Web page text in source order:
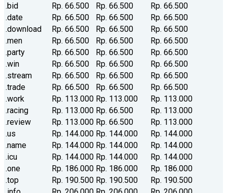
.bid
Rp. 66.500 Rp. 66.500
Rp. 66.500
.date
Rp. 66.500 Rp. 66.500
Rp. 66.500
.download
Rp. 66.500 Rp. 66.500
Rp. 66.500
.men
Rp. 66.500 Rp. 66.500
Rp. 66.500
.party
Rp. 66.500 Rp. 66.500
Rp. 66.500
.win
Rp. 66.500 Rp. 66.500
Rp. 66.500
.stream
Rp. 66.500 Rp. 66.500
Rp. 66.500
.trade
Rp. 66.500 Rp. 66.500
Rp. 66.500
.work
Rp. 113.000 Rp. 113.000
Rp. 113.000
.racing
Rp. 113.000 Rp. 66.500
Rp. 113.000
.review
Rp. 113.000 Rp. 66.500
Rp. 113.000
.us
Rp. 144.000 Rp. 144.000
Rp. 144.000
.name
Rp. 144.000 Rp. 144.000
Rp. 144.000
.icu
Rp. 144.000 Rp. 144.000
Rp. 144.000
.one
Rp. 186.000 Rp. 186.000
Rp. 186.000
.top
Rp. 190.500 Rp. 190.500
Rp. 190.500